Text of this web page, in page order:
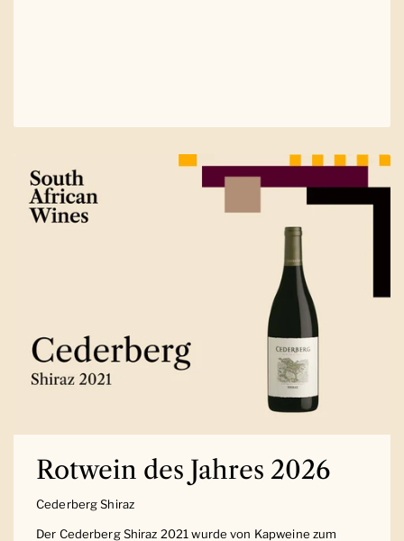
Rotwein des Jahres 2026
Cederberg Shiraz
Der Cederberg Shiraz 2021 wurde von Kapweine zum